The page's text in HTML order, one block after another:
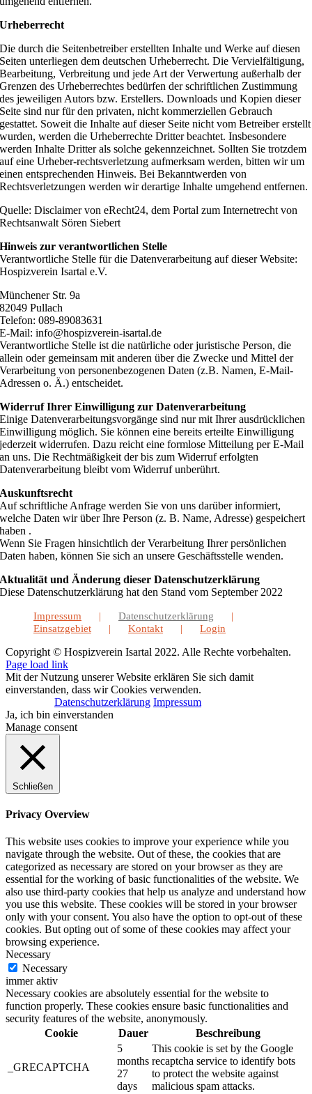
Urheberrecht
Die durch die Seitenbetreiber erstellten Inhalte und Werke auf diesen
Seiten unterliegen dem deutschen Urheberrecht. Die Vervielfältigung,
Bearbeitung, Verbreitung und jede Art der Verwertung außerhalb der
Grenzen des Urheberrechtes bedürfen der schriftlichen Zustimmung
des jeweiligen Autors bzw. Erstellers. Downloads und Kopien dieser
Seite sind nur für den privaten, nicht kommerziellen Gebrauch
gestattet. Soweit die Inhalte auf dieser Seite nicht vom Betreiber erstellt
wurden, werden die Urheberrechte Dritter beachtet. Insbesondere
werden Inhalte Dritter als solche gekennzeichnet. Sollten Sie trotzdem
auf eine Urheber-rechtsverletzung aufmerksam werden, bitten wir um
einen entsprechenden Hinweis. Bei Bekanntwerden von
Rechtsverletzungen werden wir derartige Inhalte umgehend entfernen.
Quelle: Disclaimer von eRecht24, dem Portal zum Internetrecht von
Rechtsanwalt Sören Siebert
Hinweis zur verantwortlichen Stelle
Verantwortliche Stelle für die Datenverarbeitung auf dieser Website:
Hospizverein Isartal e.V.
Münchener Str. 9a
82049 Pullach
Telefon: 089-89083631
E-Mail: info@hospizverein-isartal.de
Verantwortliche Stelle ist die natürliche oder juristische Person, die
allein oder gemeinsam mit anderen über die Zwecke und Mittel der
Verarbeitung von personenbezogenen Daten (z.B. Namen, E-Mail-
Adressen o. Ä.) entscheidet.
Widerruf Ihrer Einwilligung zur Datenverarbeitung
Einige Datenverarbeitungsvorgänge sind nur mit Ihrer ausdrücklichen
Einwilligung möglich. Sie können eine bereits erteilte Einwilligung
jederzeit widerrufen. Dazu reicht eine formlose Mitteilung per E-Mail
an uns. Die Rechtmäßigkeit der bis zum Widerruf erfolgten
Datenverarbeitung bleibt vom Widerruf unberührt.
Auskunftsrecht
Auf schriftliche Anfrage werden Sie von uns darüber informiert,
welche Daten wir über Ihre Person (z. B. Name, Adresse) gespeichert
haben .
Wenn Sie Fragen hinsichtlich der Verarbeitung Ihrer persönlichen
Daten haben, können Sie sich an unsere Geschäftsstelle wenden.
Aktualität und Änderung dieser Datenschutzerklärung
Diese Datenschutzerklärung hat den Stand vom September 2022
Impressum
Datenschutzerklärung
Einsatzgebiet
Kontakt Login
Copyright © Hospizverein Isartal 2022. Alle Rechte vorbehalten.
Page load link
Mit der Nutzung unserer Website erklären Sie sich damit
einverstanden, dass wir Cookies verwenden.
Datenschutzerklärung Impressum
Ja, ich bin einverstanden
Manage consent
Schließen
Privacy Overview
This website uses cookies to improve your experience while you
navigate through the website. Out of these, the cookies that are
categorized as necessary are stored on your browser as they are
essential for the working of basic functionalities of the website. We
also use third-party cookies that help us analyze and understand how
you use this website. These cookies will be stored in your browser
only with your consent. You also have the option to opt-out of these
cookies. But opting out of some of these cookies may affect your
browsing experience.
Necessary
Necessary
immer aktiv
Necessary cookies are absolutely essential for the website to
function properly. These cookies ensure basic functionalities and
security features of the website, anonymously.
Cookie
Dauer Beschreibung
_GRECAPTCHA
5
months
27
days
This cookie is set by the Google
recaptcha service to identify bots
to protect the website against
malicious spam attacks.